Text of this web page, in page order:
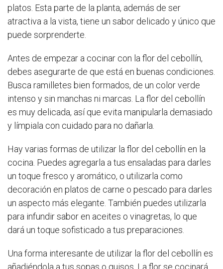
platos. Esta parte de la planta, además de ser
atractiva a la vista, tiene un sabor delicado y único que
puede sorprenderte.
Antes de empezar a cocinar con la flor del cebollín,
debes asegurarte de que está en buenas condiciones.
Busca ramilletes bien formados, de un color verde
intenso y sin manchas ni marcas. La flor del cebollín
es muy delicada, así que evita manipularla demasiado
y límpiala con cuidado para no dañarla.
Hay varias formas de utilizar la flor del cebollín en la
cocina. Puedes agregarla a tus ensaladas para darles
un toque fresco y aromático, o utilizarla como
decoración en platos de carne o pescado para darles
un aspecto más elegante. También puedes utilizarla
para infundir sabor en aceites o vinagretas, lo que
dará un toque sofisticado a tus preparaciones.
Una forma interesante de utilizar la flor del cebollín es
añadiéndola a tus sopas o guisos. La flor se cocinará